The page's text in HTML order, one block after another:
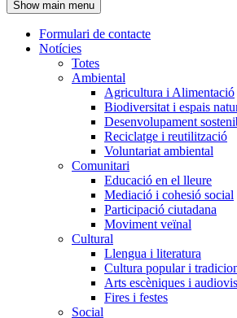
l'encapçalament
Show main menu
Navegació
principal
Formulari de contacte
Notícies
Totes
Ambiental
Agricultura i Alimentació
Biodiversitat i espais
Desenvolupament
Reciclatge i reutilització
Voluntariat ambiental
Comunitari
Educació en el lleure
Mediació i cohesió social
Participació ciutadana
Moviment veïnal
Cultural
Llengua i literatura
Cultura popular i
Arts escèniques i
Fires i festes
Social